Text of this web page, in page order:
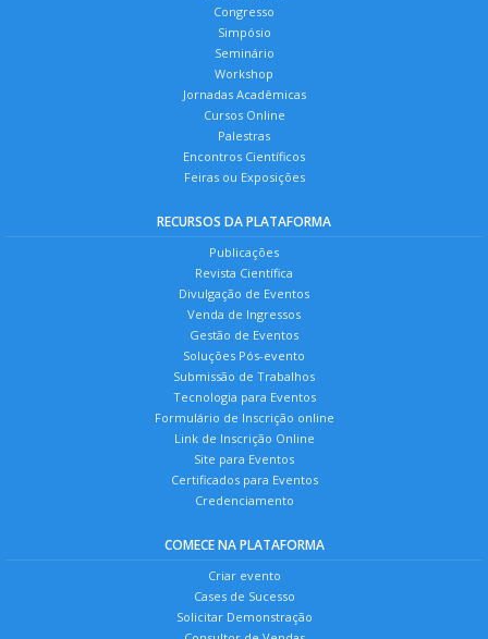
Congresso
Simpósio
Seminário
Workshop
Jornadas Acadêmicas
Cursos Online
Palestras
Encontros Científicos
Feiras ou Exposições
RECURSOS DA PLATAFORMA
Publicações
Revista Científica
Divulgação de Eventos
Venda de Ingressos
Gestão de Eventos
Soluções Pós-evento
Submissão de Trabalhos
Tecnologia para Eventos
Formulário de Inscrição online
Link de Inscrição Online
Site para Eventos
Certificados para Eventos
Credenciamento
COMECE NA PLATAFORMA
Criar evento
Cases de Sucesso
Solicitar Demonstração